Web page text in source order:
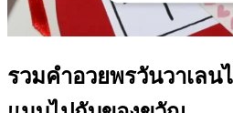
รวมคำอวยพรวันวาเลน